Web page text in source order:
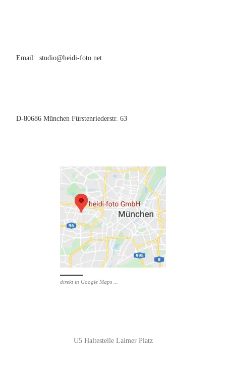
Email: studio@heidi-foto.net
D-80686 München Fürstenriederstr. 63
direkt in Google Maps ...
U5 Haltestelle Laimer Platz